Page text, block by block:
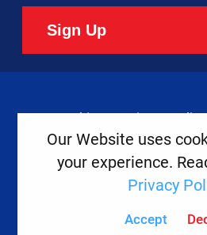
Sign Up
Copyright ©2026
Cookies Privacy Policy
Developed
Digital
Our Website uses
your experience.
Privacy
Accept